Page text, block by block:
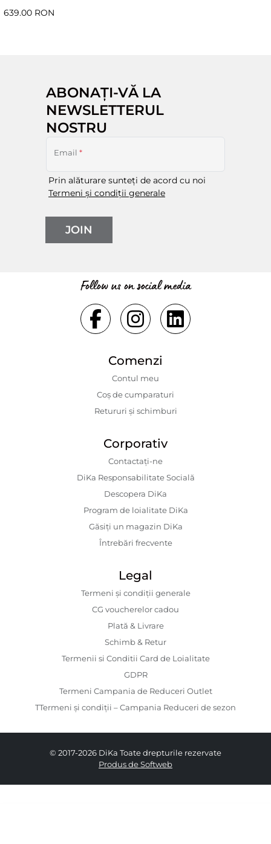
639.00 RON
ABONAȚI-VĂ LA
NEWSLETTERUL
NOSTRU
Email *
Prin alăturare sunteți de acord cu noi
Termeni și condiții generale
JOIN
Follow us on social media
Comenzi
Contul meu
Coș de cumparaturi
Retururi și schimburi
Corporativ
Contactaţi-ne
DiKa Responsabilitate Socială
Descopera DiKa
Program de loialitate DiKa
Găsiți un magazin DiKa
Întrebări frecvente
Legal
Termeni și condiții generale
CG voucherelor cadou
Plată & Livrare
Schimb & Retur
Termenii si Conditii Card de Loialitate
GDPR
Termeni Campania de Reduceri Outlet
TTermeni și condiții – Campania Reduceri de sezon
© 2017-2026 DiKa Toate drepturile rezervate
Produs de Softweb